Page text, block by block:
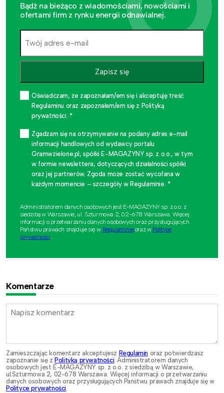
Bądź na bieżąco z wiadomościami, nowościami i
ofertami firm z rynku energii odnawialnej.
Zapisz się
Oświadczam, że zapoznałam/em się i akceptuję treść
Regulaminu oraz zapoznałam/em się z Polityką
prywatności. *
Zgadzam się na otrzymywanie na podany adres e-mail
informacji handlowych od wydawcy portalu
Gramwzielone.pl, spółki E-MAGAZYNY sp. z o.o., w tym
w formie newslettera, dotyczących działalności spółki
oraz jej partnerów. Zgoda może zostać wycofana w
każdym momencie – szczegóły w Regulaminie. *
Administratorem danych osobowych jest E-MAGAZYNY sp. z o.o. z
siedzibą w Warszawie, ul. Szturmowa 2, 02-678 Warszawa. Więcej
informacji o przetwarzaniu danych osobowych oraz przysługujących
Państwu prawach znajduje się w Regulaminieoraz w Polityce
prywatności
Komentarze
Zamieszczając komentarz akceptujesz Regulamin oraz potwierdzasz
zapoznanie się z Polityką prywatności. Administratorem danych
osobowych jest E-MAGAZYNY sp. z o.o. z siedzibą w Warszawie,
ul.Szturmowa 2, 02-678 Warszawa. Więcej informacji o przetwarzaniu
danych osobowych oraz przysługujących Państwu prawach znajduje się w
Polityce prywatności.